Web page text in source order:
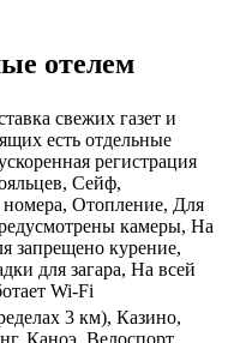
отелем
свежих газет и
есть отдельные
регистрация
Сейф,
Отопление, Для
камеры, На
запрещено курение,
для загара, На всей
Wi-Fi
3 км), Казино,